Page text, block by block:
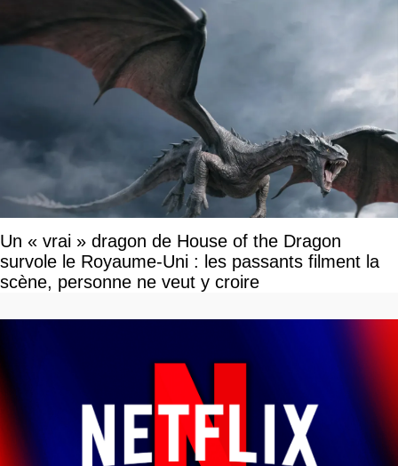
Un « vrai » dragon de House of the Dragon
survole le Royaume-Uni : les passants filment la
scène, personne ne veut y croire